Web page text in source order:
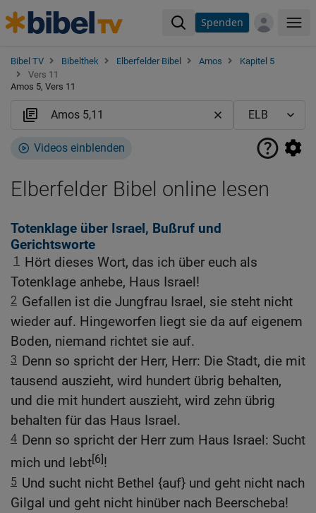
Spenden
Bibel TV Bibelthek Elberfelder Bibel Amos
Kapitel 5
Vers 11
Amos 5, Vers 11
Videos einblenden
Elberfelder Bibel online lesen
Totenklage über Israel, Bußruf und
Gerichtsworte
1
Hört dieses Wort, das ich über euch als
Totenklage anhebe, Haus Israel!
2 Gefallen ist die Jungfrau Israel, sie steht nicht
wieder auf. Hingeworfen liegt sie da auf eigenem
Boden, niemand richtet sie auf.
3 Denn so spricht der Herr, Herr: Die Stadt, die mit
tausend auszieht, wird hundert übrig behalten,
und die mit hundert auszieht, wird zehn übrig
behalten für das Haus Israel.
4 Denn so spricht der Herr zum Haus Israel: Sucht
mich und lebt[6]!
5 Und sucht nicht Bethel {auf} und geht nicht nach
Gilgal und geht nicht hinüber nach Beerscheba!